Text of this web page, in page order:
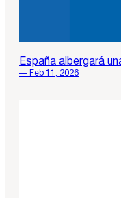
España albergará
— Feb 11, 2026